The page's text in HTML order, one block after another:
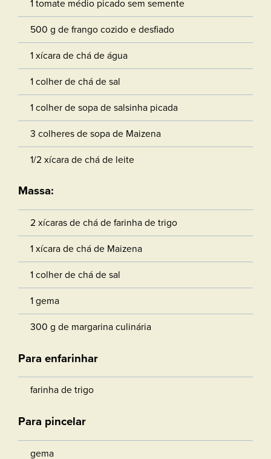
1 tomate médio picado sem semente
500 g de frango cozido e desfiado
1 xícara de chá de água
1 colher de chá de sal
1 colher de sopa de salsinha picada
3 colheres de sopa de Maizena
1/2 xícara de chá de leite
Massa:
2 xícaras de chá de farinha de trigo
1 xícara de chá de Maizena
1 colher de chá de sal
1 gema
300 g de margarina culinária
Para enfarinhar
farinha de trigo
Para pincelar
gema